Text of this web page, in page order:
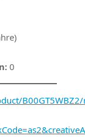
0
B00GT5WBZ2/